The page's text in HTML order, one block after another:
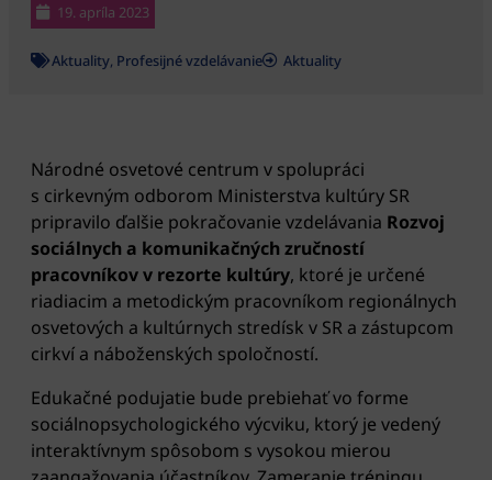
19. apríla 2023
Aktuality, Profesijné vzdelávanie Aktuality
Národné osvetové centrum v spolupráci
s cirkevným odborom Ministerstva kultúry SR
pripravilo ďalšie pokračovanie vzdelávania Rozvoj
sociálnych a komunikačných zručností
pracovníkov v rezorte kultúry, ktoré je určené
riadiacim a metodickým pracovníkom regionálnych
osvetových a kultúrnych stredísk v SR a zástupcom
cirkví a náboženských spoločností.
Edukačné podujatie bude prebiehať vo forme
sociálnopsychologického výcviku, ktorý je vedený
interaktívnym spôsobom s vysokou mierou